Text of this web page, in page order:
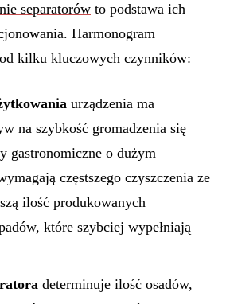
separatorów to podstawa ich
Harmonogram
kilku kluczowych czynników:
urządzenia ma
na szybkość gromadzenia się
gastronomiczne o dużym
częstszego czyszczenia ze
ilość produkowanych
które szybciej wypełniają
determinuje ilość osadów,